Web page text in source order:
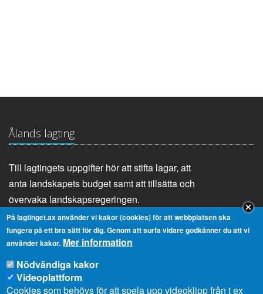
Ålands lagting
Till lagtingets uppgifter hör att stifta lagar, att
anta landskapets budget samt att tillsätta och
övervaka landskapsregeringen.
Genvägar
Lagtingsbiblioteket
På lagtinget.ax använder vi kakor (cookies) för att webbplatsen ska
fungera på ett bra sätt för dig. Genom att surfa vidare godkänner du att vi
använder kakor. Mer information
Nödvändiga kakor
Videoplattform
Cookies som behövs för att spela upp videoklipp från t ex